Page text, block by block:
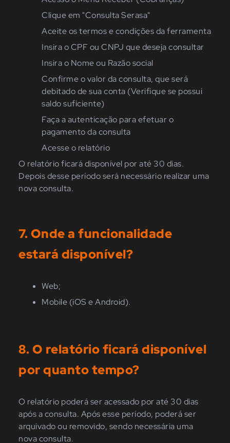
Clique em "Consulta Serasa"
Aceite os termos e condições da ferramenta
Insira o CPF ou CNPJ quedeseja consultar
Insira o Nome ou Razão social
Confirme o valor da consulta, que será
debitado de sua conta (Verifique se possui
saldo suficiente)
Faça a autenticação para efetuar o
pagamento da consulta
Acesse o relatório
O relatório ficará disponível por até 30 dias.
Depois desse período será necessário realizar uma
nova consulta.
7. Onde a funcionalidade
estará disponível?
Web;
Mobile (iOS e Android).
8. O relatório ficará disponível
por quanto tempo?
O relatório poderá ser acessado por até 30 dias
após a consulta. Após esse período, poderá ser
arquivado ou removido, sendo necessária uma
nova consulta.